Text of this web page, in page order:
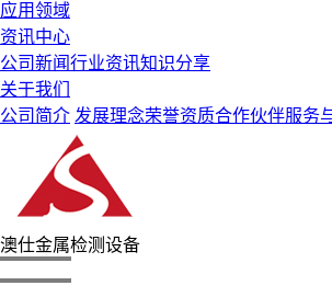
应用领域
资讯中心
公司新闻行业资讯知识分享
关于我们
公司简介 发展理念荣誉资质合作伙伴服务
澳仕金属检测设备